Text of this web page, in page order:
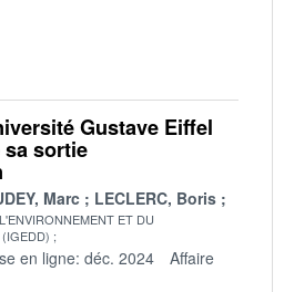
Gustave Eiffel
sortie
Marc LECLERC, Boris
ET DU
en ligne: déc. 2024
Affaire